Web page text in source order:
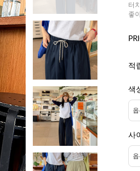
터
좋
적
색
사